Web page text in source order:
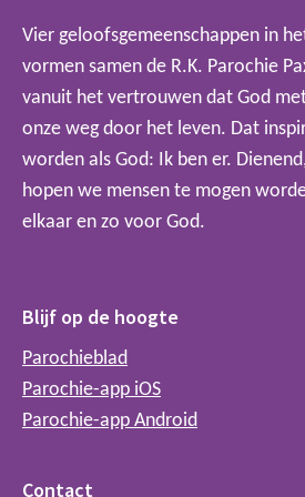
Vier geloofsgemeenschappen in
vormen samen de R.K. Parochie
vanuit het vertrouwen dat God
onze weg door het leven. Dat
worden als God: Ik ben er.
hopen we mensen te mogen
elkaar en zo voor God.
Blijf op de hoogte
Parochieblad
Parochie-app iOS
Parochie-app Android
Contact